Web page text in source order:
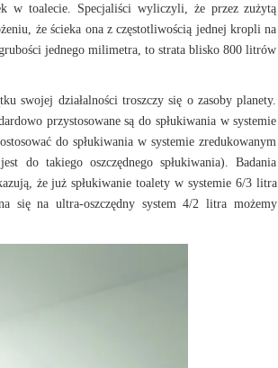
w toalecie. Specjaliści wyliczyli, że przez zużytą
że ścieka ona z częstotliwością jednej kropli na
jednego milimetra, to strata blisko 800 litrów
swojej działalności troszczy się o zasoby planety.
przystosowane są do spłukiwania w systemie
do spłukiwania w systemie zredukowanym
do takiego oszczędnego spłukiwania). Badania
że już spłukiwanie toalety w systemie 6/3 litra
się na ultra-oszczędny system 4/2 litra możemy